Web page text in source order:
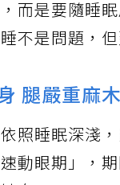
而是要隨睡
不是問題，
腿嚴重麻木
照睡眠深淺
動眼期」，